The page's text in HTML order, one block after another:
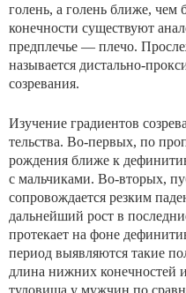
голень, а голень ближе,
конечности существуют
предплечье — плечо.
называется дистально-
созревания.
Изучение градиентов
тельства. Во-первых, по
рождения ближе к
с мальчиками. Во-вторых,
сопровождается резким
дальнейший рост в
протекает на фоне
период выявляются такие
длина нижних конечностей
туловища у мужчин по